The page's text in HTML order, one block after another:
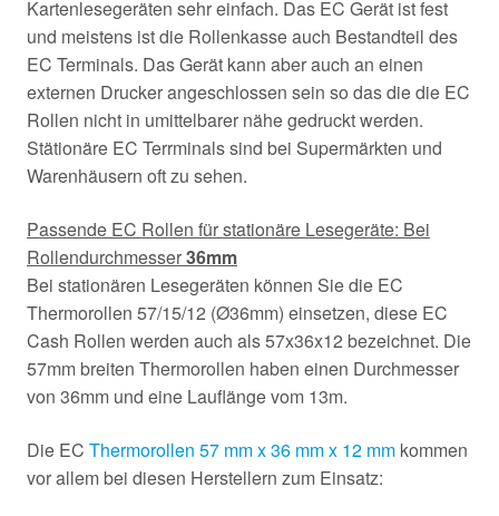
Kartenlesegeräten sehr einfach. Das EC Gerät ist fest
und meistens ist die Rollenkasse auch Bestandteil des
EC Terminals. Das Gerät kann aber auch an einen
externen Drucker angeschlossen sein so das die die EC
Rollen nicht in umittelbarer nähe gedruckt werden.
Stätionäre EC Terrminals sind bei Supermärkten und
Warenhäusern oft zu sehen.
Passende EC Rollen für stationäre Lesegeräte: Bei
Rollendurchmesser36mm
Bei stationären Lesegeräten können Sie die EC
Thermorollen 57/15/12 (Ø36mm) einsetzen, diese EC
Cash Rollen werden auch als 57x36x12 bezeichnet. Die
57mm breiten Thermorollen haben einen Durchmesser
von 36mm und eine Lauflänge vom 13m.
Die EC Thermorollen 57 mm x 36 mm x 12 mm kommen
vor allem bei diesen Herstellern zum Einsatz: